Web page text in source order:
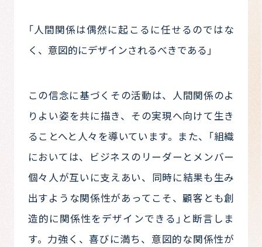
「人間関係は偶然に起こるに任せるのではな
く、意図的にデザインされるべきである」
この信念に基づくその活動は、人間関係のよ
りよい姿を共に描き、その実現へ向けて生き
ることへと人々を導いています。また、「組織
においては、ビジネスのリーダーとメンバー
個々人が互いに支えあい、同時に結果も生み
出すような関係性があってこそ、顧客とも創
造的に関係性をデザインできる」と断言しま
す。力強く、喜びに満ち、意図的な関係性が